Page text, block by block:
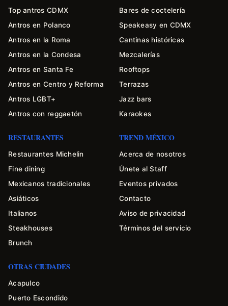
Top antros CDMX
Antros en Polanco
Antros en la Roma
Antros en la Condesa
Antros en Santa Fe
Antros en Centro y Reforma
Antros LGBT+
Antros con reggaetón
Bares de coctelería
Speakeasy en CDMX
Cantinas históricas
Mezcalerías
Rooftops
Terrazas
Jazz bars
Karaokes
RESTAURANTES
Restaurantes Michelin
Fine dining
Mexicanos tradicionales
Asiáticos
Italianos
Steakhouses
Brunch
TREND MÉXICO
Acerca de nosotros
Únete al Staff
Eventos privados
Contacto
Aviso de privacidad
Términos del servicio
OTRAS CIUDADES
Acapulco
Puerto Escondido